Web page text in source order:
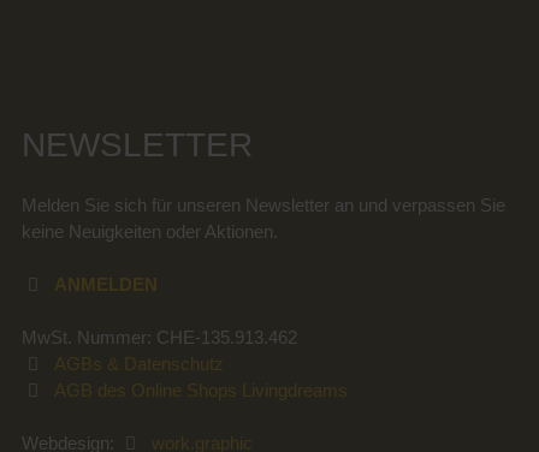
NEWSLETTER
Melden Sie sich für unseren Newsletter an und verpassen Sie
keine Neuigkeiten oder Aktionen.
ANMELDEN
MwSt. Nummer: CHE-135.913.462
AGBs & Datenschutz
AGB des Online Shops Livingdreams
Webdesign: work.graphic